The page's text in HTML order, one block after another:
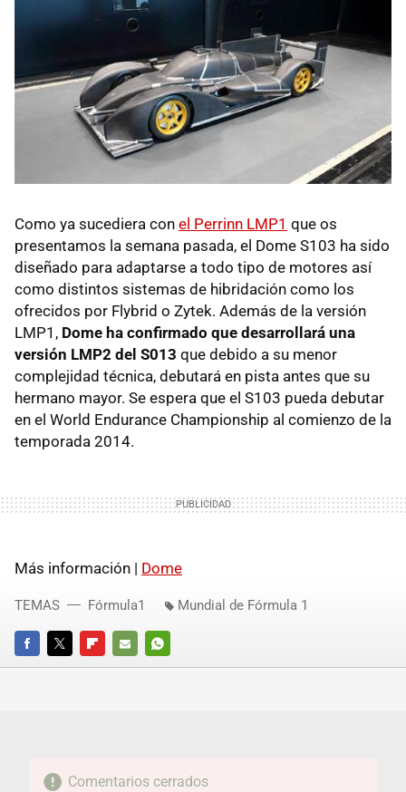
Como ya sucediera con el Perrinn LMP1 que os
presentamos la semana pasada, el Dome S103 ha sido
diseñado para adaptarse a todo tipo de motores así
como distintos sistemas de hibridación como los
ofrecidos por Flybrid o Zytek. Además de la versión
LMP1, Dome ha confirmado que desarrollará una
versión LMP2 del S013 que debido a su menor
complejidad técnica, debutará en pista antes que su
hermano mayor. Se espera que el S103 pueda debutar
en el World Endurance Championship al comienzo de la
temporada 2014.
Más información | Dome
FACEBOOKTWITTERFLIPBOARD
E-
WHATSAPP
TEMAS Fórmula1 Mundial de Fórmula 1
Comentarios cerrados